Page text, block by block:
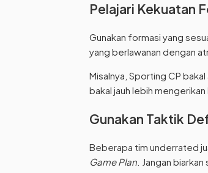
Pelajari Kekuatan
Gunakan formasi yang
yang berlawanan dengan
Misalnya, Sporting CP
bakal jauh lebih
Gunakan Taktik
Beberapa tim underrated
Game Plan . Jangan